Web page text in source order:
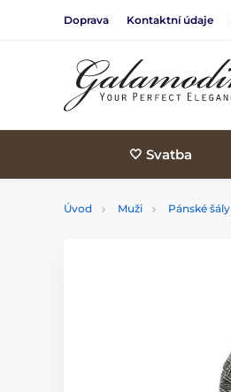
Doprava Kontaktní údaje
🤍 Svatba
Úvod Muži Pánské šály